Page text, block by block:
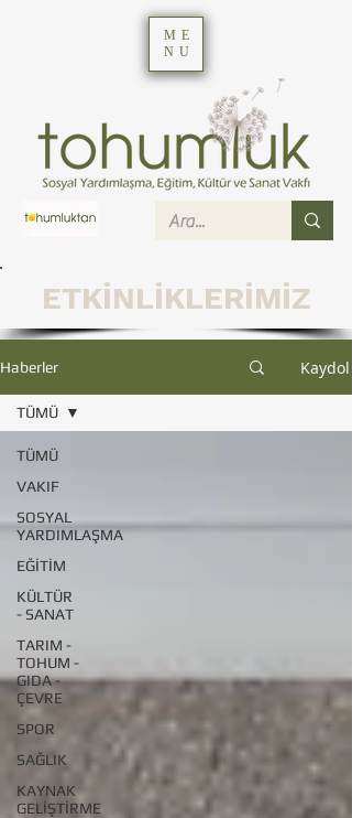
ME
NU
ETKİNLİKLERİMİZ
Haberler Kaydol
TÜMÜ
VAKIF
SOSYAL
YARDIMLAŞMA
EĞİTİM
KÜLTÜR
- SANAT
TARIM -
TOHUM -
GIDA -
ÇEVRE
SPOR
SAĞLIK
KAYNAK
GELİŞTİRME
TÜMÜ